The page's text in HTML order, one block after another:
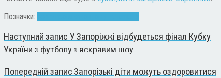
Позначки:
Наступний запис У Запоріжжі відбудеться фінал Кубку
України з футболу з яскравим шоу
Попередній запис Запорізькі діти можуть оздоровитися